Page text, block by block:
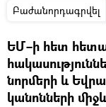
Բաժանորդագրվել
ԵՄ–ի հետ
նորմերի և
կանոնների